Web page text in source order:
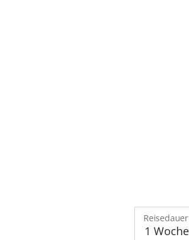
Reisedauer